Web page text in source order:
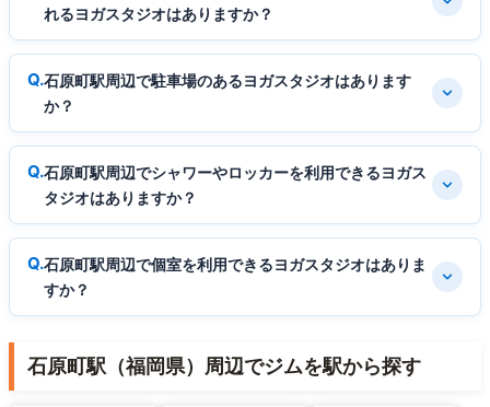
れるヨガスタジオはありますか？
石原町駅周辺で駐車場のあるヨガスタジオはあります
か？
石原町駅周辺でシャワーやロッカーを利用できるヨガス
タジオはありますか？
石原町駅周辺で個室を利用できるヨガスタジオはありま
すか？
石原町駅（福岡県）周辺でジムを駅から探す